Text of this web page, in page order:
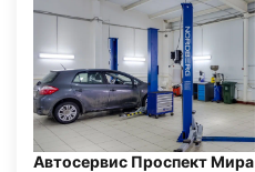
Автосервис Проспект Мира